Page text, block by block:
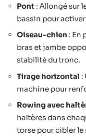
Pont : Allongé sur
bassin pour
Oiseau-chien : En
bras et jambe
stabilité du tronc.
Tirage horizontal :
machine pour
Rowing avec
haltères dans
torse pour cibler le